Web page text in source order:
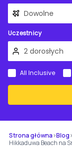
Uczestnicy
All Inclusive
Strona główna›Blog›
Hikkaduwa Beach na